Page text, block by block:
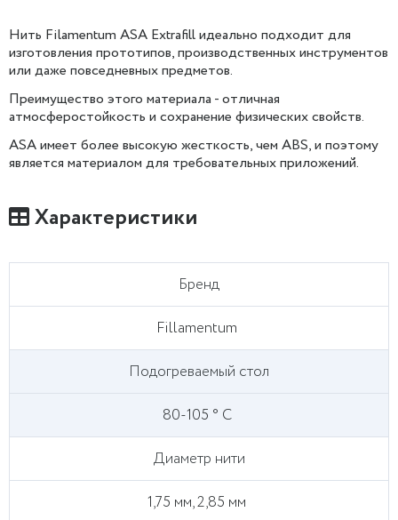
Нить Filamentum ASA Extrafill идеально подходит для
изготовления прототипов, производственных инструментов
или даже повседневных предметов.
Преимущество этого материала - отличная
атмосферостойкость и сохранение физических свойств.
ASA имеет более высокую жесткость, чем ABS, и поэтому
является материалом для требовательных приложений.
Характеристики
Бренд
Fillamentum
Подогреваемый стол
80-105 ° С
Диаметр нити
1,75 мм, 2,85 мм